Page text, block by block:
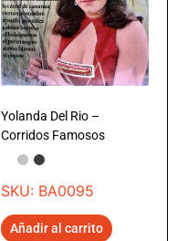
Yolanda Del Rio –
Corridos Famosos
SKU: BA0095
Añadir al carrito